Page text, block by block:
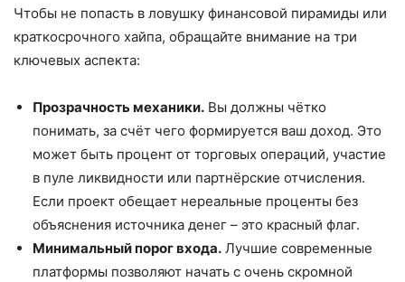
Чтобы не попасть в ловушку финансовой пирамиды или
краткосрочного хайпа, обращайте внимание на три
ключевых аспекта:
Прозрачность механики. Вы должны чётко
понимать, за счёт чего формируется ваш доход. Это
может быть процент от торговых операций, участие
в пуле ликвидности или партнёрские отчисления.
Если проект обещает нереальные проценты без
объяснения источника денег – это красный флаг.
Минимальный порог входа. Лучшие современные
платформы позволяют начать с очень скромной